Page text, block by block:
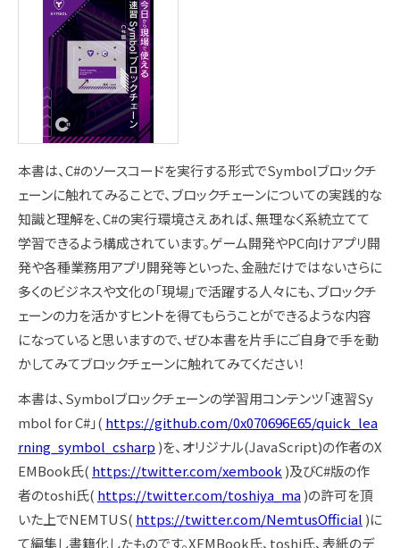
本書は、C#のソースコードを実行する形式でSymbolブロックチ
ェーンに触れてみることで、ブロックチェーンについての実践的な
知識と理解を、C#の実行環境さえあれば、無理なく系統立てて
学習できるよう構成されています。ゲーム開発やPC向けアプリ開
発や各種業務用アプリ開発等といった、金融だけではないさらに
多くのビジネスや文化の「現場」で活躍する人々にも、ブロックチ
ェーンの力を活かすヒントを得てもらうことができるような内容
になっていると思いますので、ぜひ本書を片手にご自身で手を動
かしてみてブロックチェーンに触れてみてください！
本書は、Symbolブロックチェーンの学習用コンテンツ「速習Sy
mbol for C#」( https://github.com/0x070696E65/quick_lea
rning_symbol_csharp )を、オリジナル(JavaScript)の作者のX
EMBook氏( https://twitter.com/xembook )及びC#版の作
者のtoshi氏( https://twitter.com/toshiya_ma)の許可を頂
いた上でNEMTUS( https://twitter.com/NemtusOfficial )に
て編集し書籍化したものです。XEMBook氏、toshi氏、表紙のデ